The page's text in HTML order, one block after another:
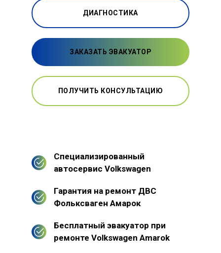
ДИАГНОСТИКА
ЗАКАЗАТЬ ЭВАКУАТОР
ПОЛУЧИТЬ КОНСУЛЬТАЦИЮ
Специализированный
автосервис Volkswagen
Гарантия на ремонт ДВС
Фольксваген Амарок
Бесплатный эвакуатор при
ремонте Volkswagen Amarok